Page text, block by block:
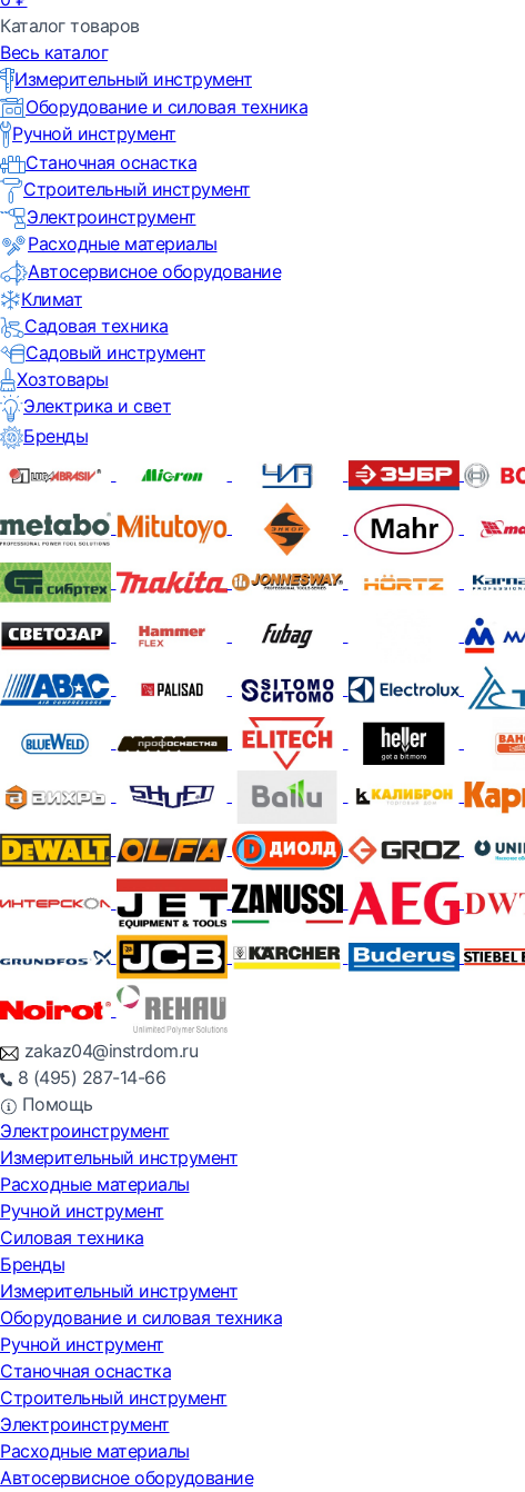
Каталог товаров
Весь каталог
Измерительный инструмент
Оборудование и силовая техника
Ручной инструмент
Станочная оснастка
Строительный инструмент
Электроинструмент
Расходные материалы
Автосервисное оборудование
Климат
Садовая техника
Садовый инструмент
Хозтовары
Электрика и свет
Бренды
zakaz04@instrdom.ru
8 (495) 287-14-66
Помощь
Электроинструмент
Измерительный инструмент
Расходные материалы
Ручной инструмент
Силовая техника
Бренды
Измерительный инструмент
Оборудование и силовая техника
Ручной инструмент
Станочная оснастка
Строительный инструмент
Электроинструмент
Расходные материалы
Автосервисное оборудование